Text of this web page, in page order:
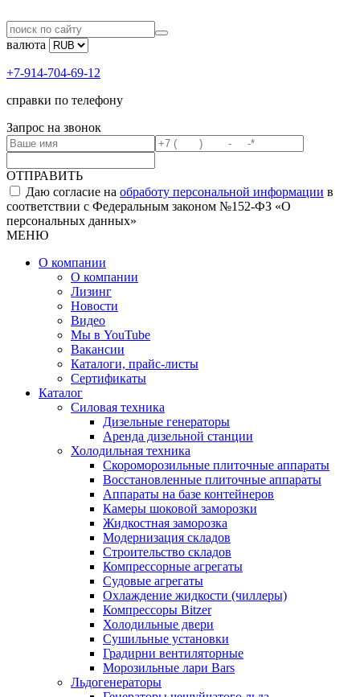
валюта
+7-914-704-69-12
справки по телефону
Запрос на звонок
ОТПРАВИТЬ
Даю согласие на обработу персональной информации в
соответствии с Федеральным законом №152-ФЗ «О
персональных данных»
МЕНЮ
О компании
О компании
Лизинг
Новости
Видео
Мы в YouTube
Вакансии
Каталоги, прайс-листы
Сертификаты
Каталог
Силовая техника
Дизельные генераторы
Аренда дизельной станции
Холодильная техника
Cкороморозильные плиточные аппараты
Восстановленные плиточные аппараты
Аппараты на базе контейнеров
Камеры шоковой заморозки
Жидкостная заморозка
Модернизация складов
Строительство складов
Компрессорные агрегаты
Судовые агрегаты
Охлаждение жидкости (чиллеры)
Компрессоры Bitzer
Холодильные двери
Сушильные установки
Градирни вентиляторные
Морозильные лари Bars
Льдогенераторы